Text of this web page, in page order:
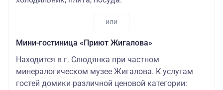
Мини-гостиница «Приют Жигалова»
Находится в г. Слюдянка при частном
минералогическом музее Жигалова. К услугам
гостей домики различной ценовой категории: